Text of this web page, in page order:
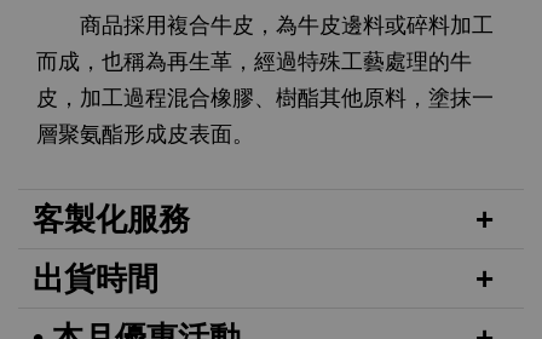
商品採用複合牛皮，為牛皮邊料或碎料加工
而成，也稱為再生革，經過特殊工藝處理的牛
皮，加工過程混合橡膠、樹酯其他原料，塗抹一
層聚氨酯形成皮表面。
客製化服務
出貨時間